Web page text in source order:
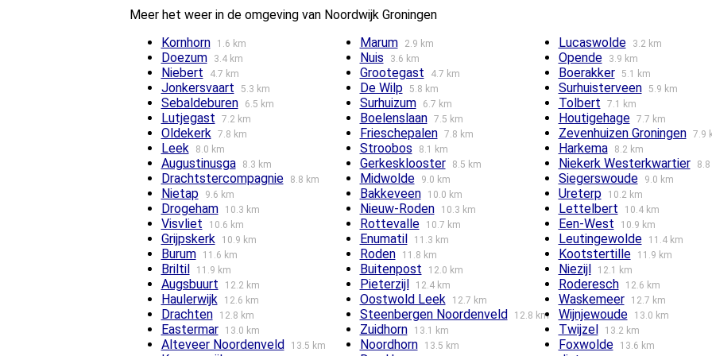
Meer het weer in de omgeving van Noordwijk Groningen
Kornhorn
1.6 km Marum 2.9 km Lucaswolde 3.2 km
Doezum 3.4 km Nuis 3.6 km Opende 3.9 km
Niebert 4.7 km Grootegast 4.7 km Boerakker 5.1 km
Jonkersvaart 5.3 km De Wilp 5.8 km Surhuisterveen 5.9 km
Sebaldeburen 6.5 km Surhuizum 6.7 km Tolbert 7.1 km
Lutjegast 7.2 km Boelenslaan 7.5 km Houtigehage 7.7 km
Oldekerk 7.8 km Frieschepalen 7.8 km Zevenhuizen Groningen 7.9
Leek 8.0 km Stroobos 8.1 km Harkema 8.2 km
Augustinusga 8.3 km Gerkesklooster 8.5 km Niekerk Westerkwartier
Drachtstercompagnie 8.8 km Midwolde 9.0 km Siegerswoude 9.0 km
Nietap 9.6 km Bakkeveen 10.0 km Ureterp 10.2 km
Drogeham 10.3 km Nieuw-Roden 10.3 km Lettelbert 10.4 km
Visvliet 10.6 km Rottevalle 10.7 km Een-West 10.9 km
Grijpskerk 10.9 km Enumatil 11.3 km Leutingewolde 11.4 km
Burum 11.6 km Roden 11.8 km Kootstertille 11.9 km
Briltil 11.9 km Buitenpost 12.0 km Niezijl 12.1 km
Augsbuurt 12.2 km Pieterzijl 12.4 km Roderesch 12.6 km
Haulerwijk 12.6 km Oostwold Leek 12.7 km Waskemeer 12.7 km
Drachten 12.8 km Steenbergen Noordenveld 12.8 km Wijnjewoude 13.0 km
Eastermar 13.0 km Zuidhorn 13.1 km Twijzel 13.2 km
Alteveer Noordenveld 13.5 km Noordhorn 13.5 km Foxwolde 13.6 km